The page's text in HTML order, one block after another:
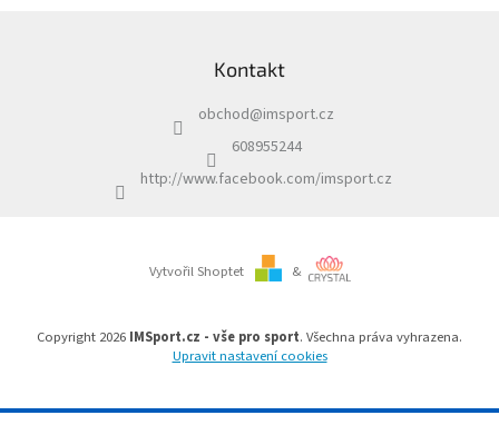
c
í
r
v
y
Kontakt
obchod@imsport.cz
608955244
http://www.facebook.com/imsport.cz
Vytvořil Shoptet &
Copyright 2026 IMSport.cz - vše pro sport. Všechna práva vyhrazena.
Upravit nastavení cookies